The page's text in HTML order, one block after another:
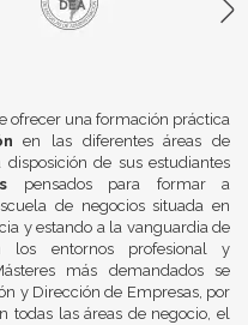
ofrecer una formación práctica
en las diferentes áreas de
disposición de sus estudiantes
pensados para formar a
de negocios situada en
y estando a la vanguardia de
entornos profesional y
más demandados se
y Dirección de Empresas, por
todas las áreas de negocio, el